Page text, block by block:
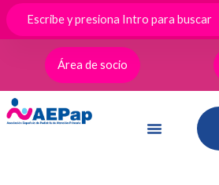
contenido
Área de socio